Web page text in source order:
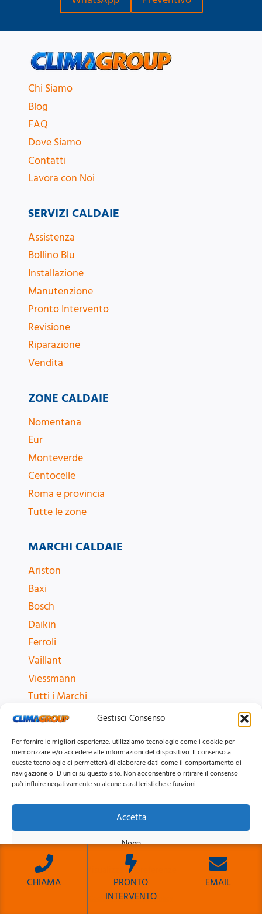
Gestisci Consenso
Per fornire le migliori esperienze, utilizziamo tecnologie come i cookie per
memorizzare e/o accedere alle informazioni del dispositivo. Il consenso a
queste tecnologie ci permetterà di elaborare dati come il comportamento di
navigazione o ID unici su questo sito. Non acconsentire o ritirare il consenso
può influire negativamente su alcune caratteristiche e funzioni.
Accetta
Nega
Visualizza le preferenze
Cookie PolicyPrivacy Policy
Chi Siamo
Blog
FAQ
Dove Siamo
Contatti
Lavora con Noi
SERVIZI CALDAIE
Assistenza
Bollino Blu
Installazione
Manutenzione
Pronto Intervento
Revisione
Riparazione
Vendita
ZONE CALDAIE
Nomentana
Eur
Monteverde
Centocelle
Roma e provincia
Tutte le zone
MARCHI CALDAIE
Ariston
Baxi
Bosch
Daikin
Ferroli
Vaillant
Viessmann
Tutti i Marchi
Assistenza
Installazione
Manutenzione
Pronto Intervento
Ricarica Gas
Riparazione
Sanificazione
Vendita
CHIAMA
PRONTO
INTERVENTO
EMAIL